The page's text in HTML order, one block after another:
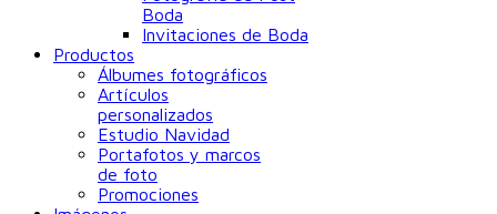
Boda
Invitaciones de Boda
Productos
Álbumes fotográficos
Artículos
personalizados
Estudio Navidad
Portafotos y marcos
de foto
Promociones